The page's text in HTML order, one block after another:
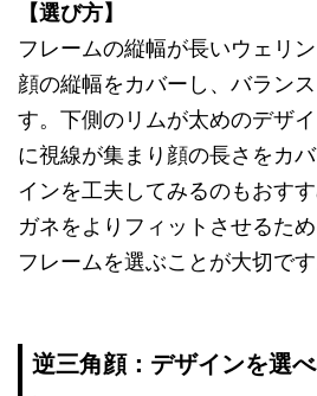
【選び方】
フレームの縦幅が長いウェリ
顔の縦幅をカバーし、バラン
す。下側のリムが太めのデザ
に視線が集まり顔の長さをカ
インを工夫してみるのもおす
ガネをよりフィットさせるた
フレームを選ぶことが大切です
逆三角顔：デザインを選